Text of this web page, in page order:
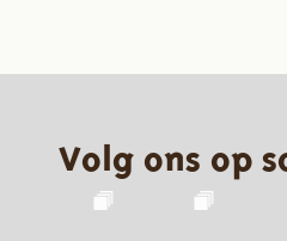
Volg ons op